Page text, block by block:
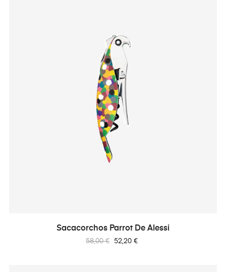
Sacacorchos Parrot De Alessi
Precio
58,00 € Precio
52,20 €